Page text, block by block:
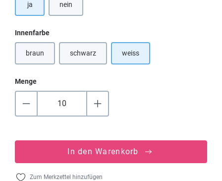
ja nein
Innenfarbeauswählen
braun(Diese Option ist zurzeit nicht verfügbar.)
schwarz(Diese Option ist zurzeit nicht verfügbar.)
weiss
Menge
In den Warenkorb
Zum Merkzettel hinzufügen